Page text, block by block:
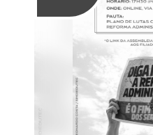
04/10/2025 - 14:00
Eventos em
26
set